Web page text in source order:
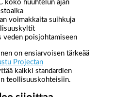
koko huuhtelun ajan
voimakkaita suihkuja
veden poisjohtamiseen
on ensiarvoisen tärkeää
Projectan
kaikki standardien
teollisuuskohteisiin.